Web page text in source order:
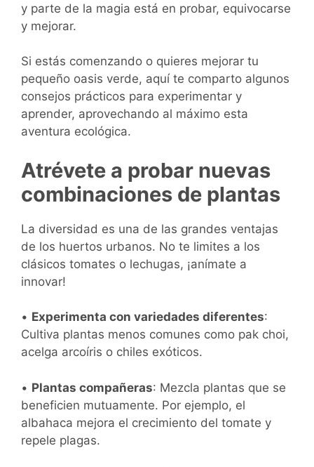
y parte de la magia está en probar, equivocarse
y mejorar.
Si estás comenzando o quieres mejorar tu
pequeño oasis verde, aquí te comparto algunos
consejos prácticos para experimentar y
aprender, aprovechando al máximo esta
aventura ecológica.
Atrévete a probar nuevas
combinaciones de plantas
La diversidad es una de las grandes ventajas
de los huertos urbanos. No te limites a los
clásicos tomates o lechugas, ¡anímate a
innovar!
• Experimenta con variedades diferentes:
Cultiva plantas menos comunes como pak choi,
acelga arcoíris o chiles exóticos.
• Plantas compañeras: Mezcla plantas que se
beneficien mutuamente. Por ejemplo, el
albahaca mejora el crecimiento del tomate y
repele plagas.